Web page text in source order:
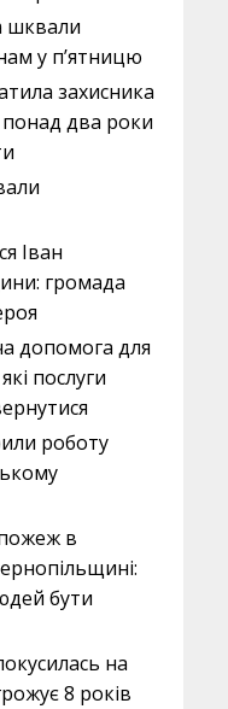
шквали
у п’ятницю
захисника
два роки
Іван
громада
допомога для
послуги
роботу
в
бути
на
8 років